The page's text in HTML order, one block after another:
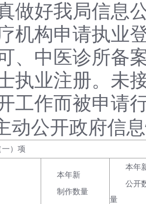
做好我局信息
机构申请执业
、中医诊所备
执业注册。 未
工作而被申请
动公开政府信
）项
本年新
制作数量
本年
公开
量